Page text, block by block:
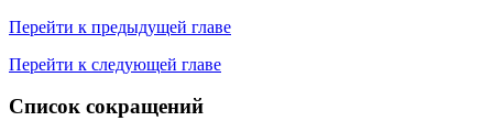
Перейти к предыдущей главе
Перейти к следующей главе
Список сокращений